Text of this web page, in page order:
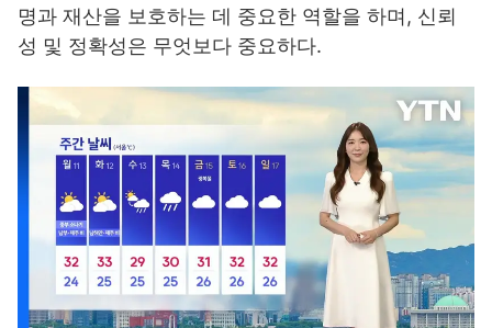
명과 재산을 보호하는 데 중요한 역할을 하며, 신뢰
성 및 정확성은 무엇보다 중요하다.